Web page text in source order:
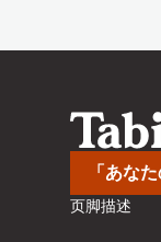
「あな
页脚描述